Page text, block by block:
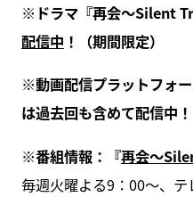
※ドラマ『再会～Silent
配信中 ！（期間限定）
※動画配信プラットフォ
は過去回も含めて配信中！
※番組情報：『再会～
毎週火曜よる9：00～、